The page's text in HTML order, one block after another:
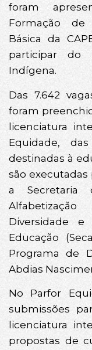
foram
Formação de
Básica da
participar do
Indígena.
Das 7.642
foram
licenciatura
Equidade,
destinadas à
são executadas
a Secretaria
Diversidade
Educação
Programa de
Abdias
No Parfor
submissões
licenciatura
propostas de